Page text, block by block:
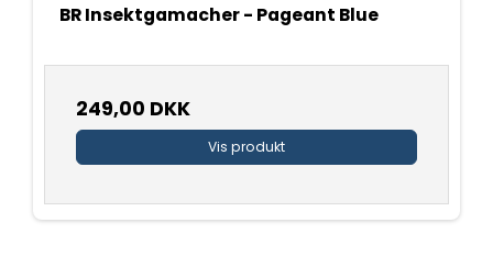
BR Insektgamacher - Pageant Blue
249,00 DKK
Vis produkt